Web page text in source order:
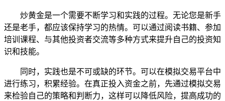
炒黄金是一个需要不断学习和实践的过程。无论您是新手
还是老手，都应该保持学习的热情。可以通过阅读书籍、参加
培训课程、与其他投资者交流等多种方式来提升自己的投资知
识和技能。
同时，实践也是不可或缺的环节。可以在模拟交易平台中
进行练习，积累经验。在真正投入资金之前，先通过模拟交易
来检验自己的策略和判断力，这样可以降低风险，提高成功的